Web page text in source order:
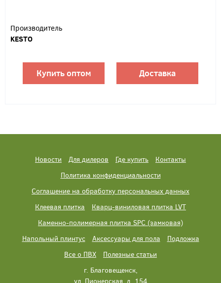
Производитель
KESTO
Купить оптом Доставка
Новости Для дилеров Где купить
Контакты
Политика конфиденциальности
Соглашение на обработку персональных данных
Клеевая плитка
Кварц-виниловая плитка LVT
Каменно-полимерная плитка SPC (замковая)
Напольный плинтус
Аксессуары для пола
Подложка
Все о ПВХ
Полезные статьи
г. Благовещенск,
ул. Пионерская, д. 154